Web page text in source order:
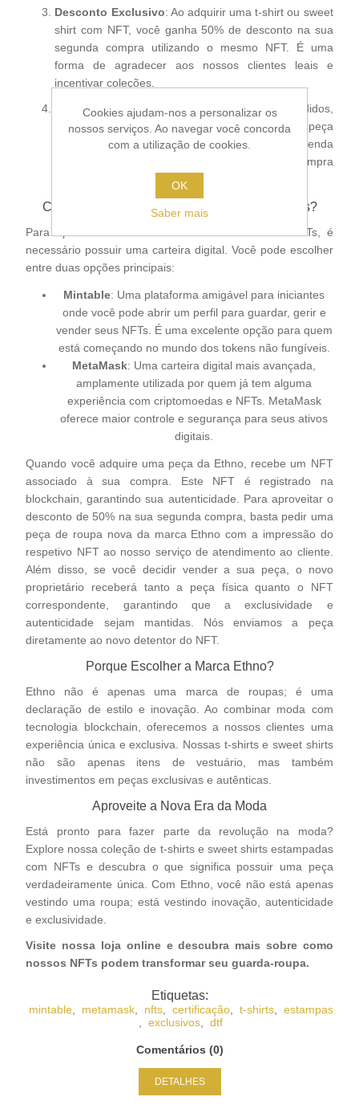
Desconto Exclusivo: Ao adquirir uma t-shirt ou sweet
shirt com NFT, você ganha 50% de desconto na sua
segunda compra utilizando o mesmo NFT. É uma
forma de agradecer aos nossos clientes leais e
incentivar coleções.
Revenda Facilitada: Os NFTs podem ser revendidos,
permitindo que você transfira a propriedade da peça
digitalmente. Isso abre um novo mercado de revenda
onde você pode até mesmo lucrar com sua compra
Como Funciona a Compra e Revenda de NFTs?
Para aproveitar todos os benefícios dos nossos NFTs, é
necessário possuir uma carteira digital. Você pode escolher
entre duas opções principais:
Mintable: Uma plataforma amigável para iniciantes
onde você pode abrir um perfil para guardar, gerir e
vender seus NFTs. É uma excelente opção para quem
está começando no mundo dos tokens não fungíveis.
MetaMask: Uma carteira digital mais avançada,
amplamente utilizada por quem já tem alguma
experiência com criptomoedas e NFTs. MetaMask
oferece maior controle e segurança para seus ativos
digitais.
Quando você adquire uma peça da Ethno, recebe um NFT
associado à sua compra. Este NFT é registrado na
blockchain, garantindo sua autenticidade. Para aproveitar o
desconto de 50% na sua segunda compra, basta pedir uma
peça de roupa nova da marca Ethno com a impressão do
respetivo NFT ao nosso serviço de atendimento ao cliente.
Além disso, se você decidir vender a sua peça, o novo
proprietário receberá tanto a peça física quanto o NFT
correspondente, garantindo que a exclusividade e
autenticidade sejam mantidas. Nós enviamos a peça
diretamente ao novo detentor do NFT.
Porque Escolher a Marca Ethno?
Ethno não é apenas uma marca de roupas; é uma
declaração de estilo e inovação. Ao combinar moda com
tecnologia blockchain, oferecemos a nossos clientes uma
experiência única e exclusiva. Nossas t-shirts e sweet shirts
não são apenas itens de vestuário, mas também
investimentos em peças exclusivas e autênticas.
Aproveite a Nova Era da Moda
Está pronto para fazer parte da revolução na moda?
Explore nossa coleção de t-shirts e sweet shirts estampadas
com NFTs e descubra o que significa possuir uma peça
verdadeiramente única. Com Ethno, você não está apenas
vestindo uma roupa; está vestindo inovação, autenticidade
e exclusividade.
Visite nossa loja onlinee descubra mais sobre como
nossos NFTs podem transformar seu guarda-roupa.
Etiquetas:
mintable, metamask, nfts, certificação, t-shirts,
estampas
exclusivos dtf
Comentários (0)
DETALHES
Cookies ajudam-nos a personalizar os
nossos serviços. Ao navegar você concorda
com a utilização de cookies.
OK
Saber mais